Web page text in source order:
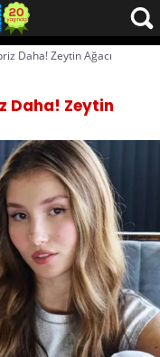
Daha! Zeytin Ağacı
Daha! Zeytin